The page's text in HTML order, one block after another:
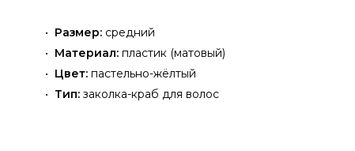
Размер: средний
Материал: пластик (матовый)
Цвет: пастельно-жёлтый
Тип: заколка-краб для волос